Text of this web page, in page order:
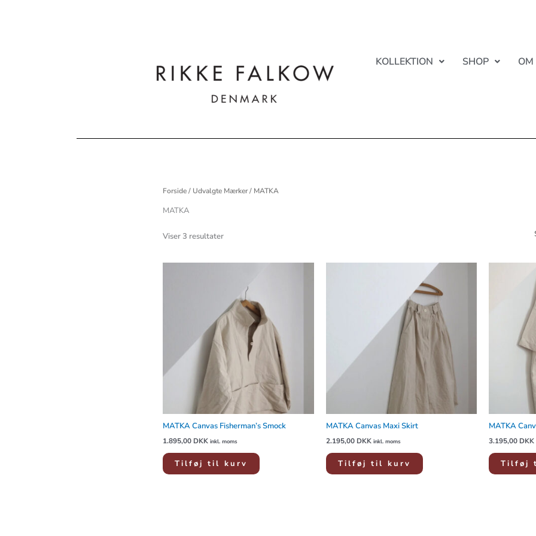
KOLLEKTION SHOP OM
Forside/ Udvalgte Mærker/ MATKA
MATKA
Viser 3 resultater
MATKA Canvas Fisherman’s Smock
1.895,00 DKK inkl. moms
Tilføj til kurv
MATKA Canvas Maxi Skirt
2.195,00 DKK inkl. moms
Tilføj til kurv
MATKA
3.195,00 DKK
Tilføj